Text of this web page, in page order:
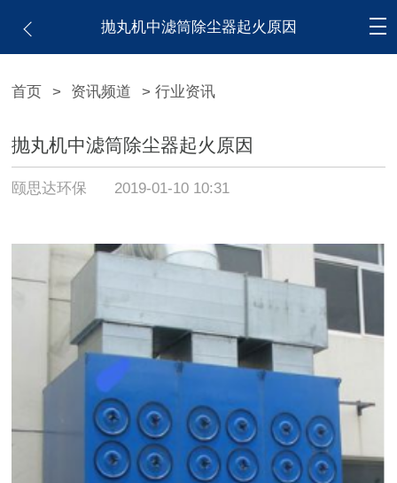
抛丸机中滤筒除尘器起火原因
首页 > 资讯频道 > 行业资讯
抛丸机中滤筒除尘器起火原因
颐思达环保 2019-01-10 10:31